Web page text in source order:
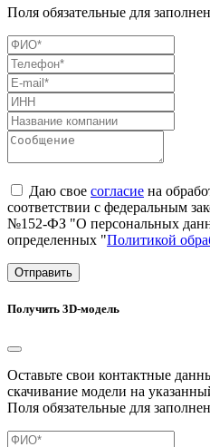
Поля обязательные для
Даю свое согласие на
соответствии с федеральным
№152-ФЗ "О персональных
определенных "Политикой
Отправить
Получить 3D-модель
Оставьте свои контактные
скачивание модели на
Поля обязательные для